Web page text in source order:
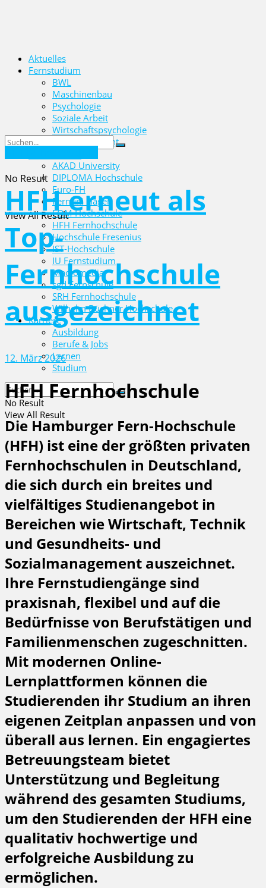
Aktuelles
Fernstudium
BWL
Maschinenbau
Psychologie
Soziale Arbeit
Wirtschaftspsychologie
Wirtschaftsrecht
AKAD University
DIPLOMA Hochschule
Euro-FH
Fernuni Hagen
FOM Hochschule
HFH Fernhochschule
Hochschule Fresenius
IST-Hochschule
IU Fernstudium
Macromedia
sgd Fernschule
SRH Fernhochschule
Wilhelm Büchner Hochschule
Karriere
Ausbildung
Berufe & Jobs
Lernen
Studium
No Result
View All Result
No Result
View All Result
HFH erneut als
Top-
Fernhochschule
ausgezeichnet
12. März 2026
HFH Fernhochschule
Die Hamburger Fern-Hochschule
(HFH) ist eine der größten privaten
Fernhochschulen in Deutschland,
die sich durch ein breites und
vielfältiges Studienangebot in
Bereichen wie Wirtschaft, Technik
und Gesundheits- und
Sozialmanagement auszeichnet.
Ihre Fernstudiengänge sind
praxisnah, flexibel und auf die
Bedürfnisse von Berufstätigen und
Familienmenschen zugeschnitten.
Mit modernen Online-
Lernplattformen können die
Studierenden ihr Studium an ihren
eigenen Zeitplan anpassen und von
überall aus lernen. Ein engagiertes
Betreuungsteam bietet
Unterstützung und Begleitung
während des gesamten Studiums,
um den Studierenden der HFH eine
qualitativ hochwertige und
erfolgreiche Ausbildung zu
ermöglichen.